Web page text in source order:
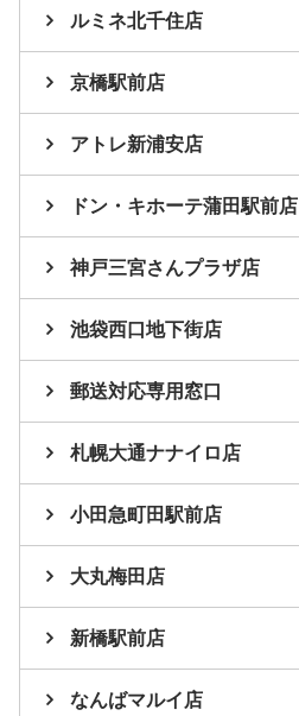
ルミネ北千住店
京橋駅前店
アトレ新浦安店
ドン・キホーテ蒲田駅前店
神戸三宮さんプラザ店
池袋西口地下街店
郵送対応専用窓口
札幌大通ナナイロ店
小田急町田駅前店
大丸梅田店
新橋駅前店
なんばマルイ店